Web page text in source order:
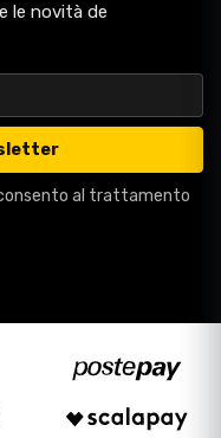
le novità de
al trattamento